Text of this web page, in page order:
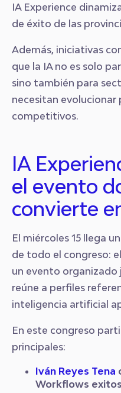
IA Experience
de éxito de las
Además, iniciativas
que la IA no es solo
sino también para
necesitan evolucionar
competitivos.
IA
el evento
convierte
El miércoles 15 llega
de todo el congreso: el
un evento organizado
reúne a perfiles
inteligencia artificial
En este congreso
principales:
Iván Reyes Tena
Workflows